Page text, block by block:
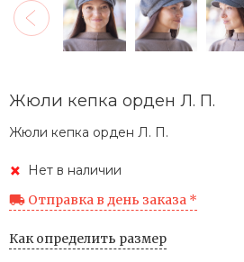
Жюли кепка орден Л. П.
Жюли кепка орден Л. П.
Нет в наличии
Отправка в день заказа *
Как определить размер